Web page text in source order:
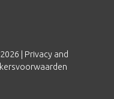
| Privacy and